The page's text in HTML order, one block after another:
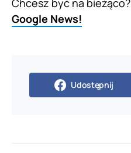
Google News!
Udostępnij